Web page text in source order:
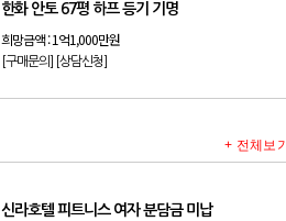
한화 안토 67평 하프 등기 기명
희망금액 :1억1,000만원
[구매문의] [상담신청]
신라호텔 피트니스 여자 분담금 미납
+ 전체보기